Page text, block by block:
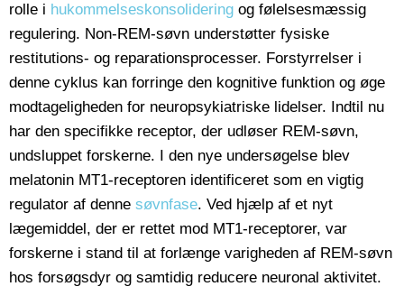
rolle i hukommelseskonsolidering og følelsesmæssig
regulering. Non-REM-søvn understøtter fysiske
restitutions- og reparationsprocesser. Forstyrrelser i
denne cyklus kan forringe den kognitive funktion og øge
modtageligheden for neuropsykiatriske lidelser. Indtil nu
har den specifikke receptor, der udløser REM-søvn,
undsluppet forskerne. I den nye undersøgelse blev
melatonin MT1-receptoren identificeret som en vigtig
regulator af denne søvnfase. Ved hjælp af et nyt
lægemiddel, der er rettet mod MT1-receptorer, var
forskerne i stand til at forlænge varigheden af REM-søvn
hos forsøgsdyr og samtidig reducere neuronal aktivitet.